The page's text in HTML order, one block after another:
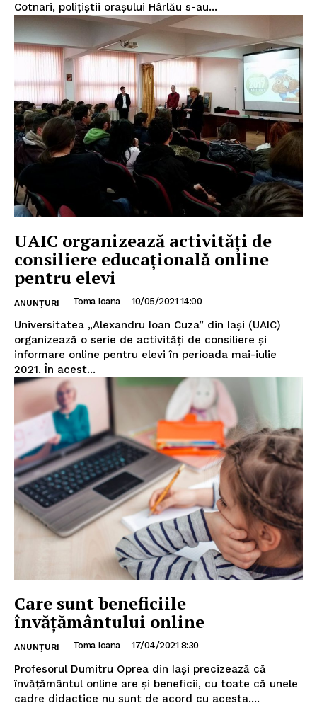
INFO IAȘI
Cotnari, polițiștii orașului Hârlău s-au...
UAIC organizează activități de
consiliere educațională online
pentru elevi
ANUNȚURI Toma Ioana - 10/05/2021 14:00
Universitatea „Alexandru Ioan Cuza” din Iași (UAIC)
organizează o serie de activități de consiliere și
informare online pentru elevi în perioada mai-iulie
2021. În acest...
Care sunt beneficiile
învățământului online
ANUNȚURI Toma Ioana - 17/04/2021 8:30
Profesorul Dumitru Oprea din Iași precizează că
învățământul online are și beneficii, cu toate că unele
cadre didactice nu sunt de acord cu acesta....